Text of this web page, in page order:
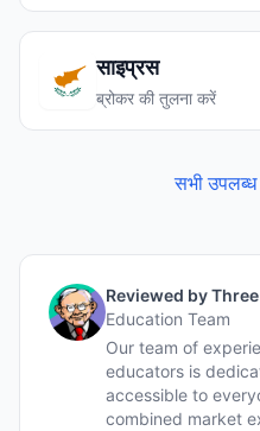
साइप्रस
ब्रोकर की तुलना करें
सभी
Reviewed by
Education Team
Our team of
educators is
accessible to
combined market